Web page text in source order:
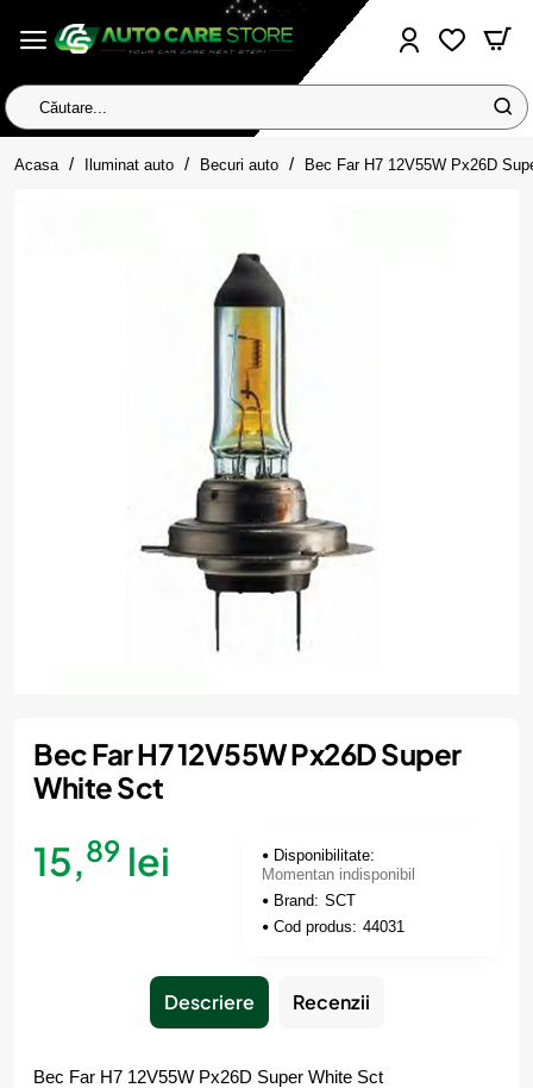
Căutare...
Acasa homeIluminat auto Becuri auto Bec Far H7 12V55W Px26D
Momentan indisponibil
Bec Far H7 12V55W Px26D Super
White Sct
15,89 lei
Disponibilitate:
Momentan indisponibil
Brand: SCT
Cod produs: 44031
Descriere Recenzii
Bec Far H7 12V55W Px26D Super White Sct